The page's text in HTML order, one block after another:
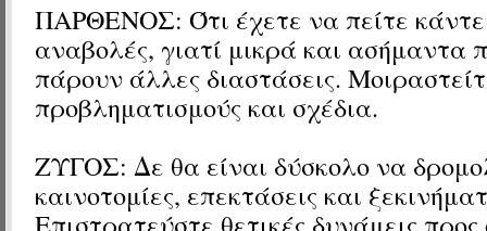
ΠΑΡΘΕΝΟΣ: Ότι έχετε να πείτε κάντε
αναβολές, γιατί μικρά και ασήμαντα
πάρουν άλλες διαστάσεις.
προβληματισμούς και σχέδια.
ΖΥΓΟΣ: Δε θα είναι δύσκολο να
καινοτομίες, επεκτάσεις και
Επιστρατεύστε θετικές δυνάμεις